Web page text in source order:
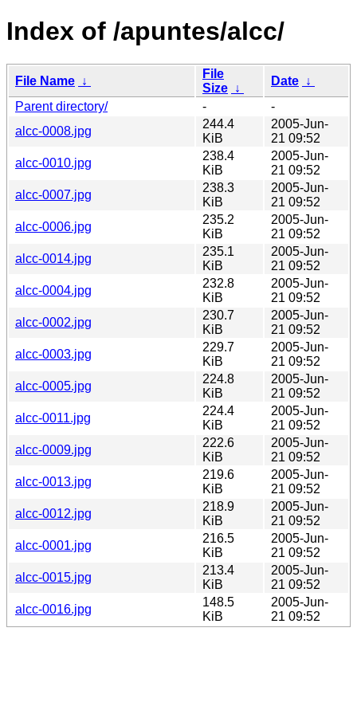
Index of /apuntes/alcc/
File Name ↓
File
Size ↓
Date ↓
Parent directory/
-
-
alcc-0008.jpg
244.4
KiB
2005-Jun-
21 09:52
alcc-0010.jpg
238.4
KiB
2005-Jun-
21 09:52
alcc-0007.jpg
238.3
KiB
2005-Jun-
21 09:52
alcc-0006.jpg
235.2
KiB
2005-Jun-
21 09:52
alcc-0014.jpg
235.1
KiB
2005-Jun-
21 09:52
alcc-0004.jpg
232.8
KiB
2005-Jun-
21 09:52
alcc-0002.jpg
230.7
KiB
2005-Jun-
21 09:52
alcc-0003.jpg
229.7
KiB
2005-Jun-
21 09:52
alcc-0005.jpg
224.8
KiB
2005-Jun-
21 09:52
alcc-0011.jpg
224.4
KiB
2005-Jun-
21 09:52
alcc-0009.jpg
222.6
KiB
2005-Jun-
21 09:52
alcc-0013.jpg
219.6
KiB
2005-Jun-
21 09:52
alcc-0012.jpg
218.9
KiB
2005-Jun-
21 09:52
alcc-0001.jpg
216.5
KiB
2005-Jun-
21 09:52
alcc-0015.jpg
213.4
KiB
2005-Jun-
21 09:52
alcc-0016.jpg
148.5
KiB
2005-Jun-
21 09:52